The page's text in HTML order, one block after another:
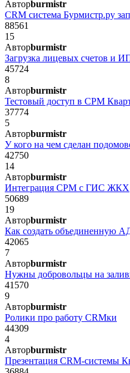
Авторburmistr
CRM система Бурмистр.ру
88561
15
Авторburmistr
Загрузка лицевых счетов и
45724
8
Авторburmistr
Тестовый доступ в СРМ
37774
5
Авторburmistr
У кого на чем сделан
42750
14
Авторburmistr
Интеграция СРМ с ГИС ЖКХ
50689
19
Авторburmistr
Как создать объединенную
42065
7
Авторburmistr
Нужны добровольцы на
41570
9
Авторburmistr
Ролики про работу СRМки
44309
4
Авторburmistr
Презентация CRM-системы